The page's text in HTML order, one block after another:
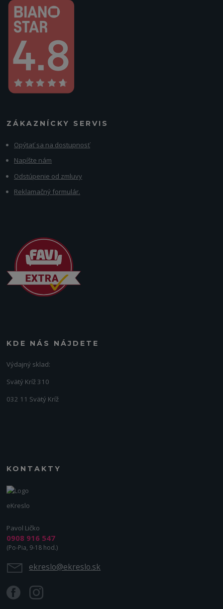
ZÁKAZNÍCKY SERVIS
Opýtať sa na dostupnosť
Napíšte nám
Odstúpenie od zmluvy
Reklamačný formulár.
KDE NÁS NÁJDETE
Výdajný sklad:
Svätý Kríž 310
032 11 Svätý Kríž
KONTAKTY
eKreslo
Pavol Ličko
0908 916 547
(Po-Pia, 9-18 hod.)
ekreslo@ekreslo.sk